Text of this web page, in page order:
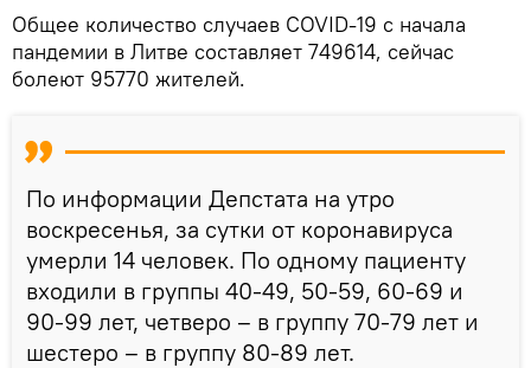
Общее количество случаев COVID-19 с начала
пандемии в Литве составляет 749614, сейчас
болеют 95770 жителей.
По информации Депстата на утро
воскресенья, за сутки от коронавируса
умерли 14 человек. По одному пациенту
входили в группы 40-49, 50-59, 60-69 и
90-99 лет, четверо – в группу 70-79 лет и
шестеро – в группу 80-89 лет.